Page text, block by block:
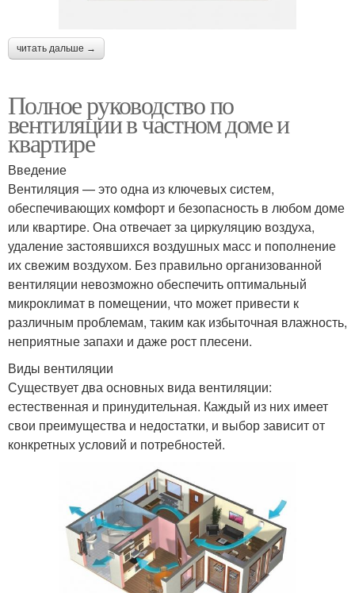
читать дальше →
Полное руководство по
вентиляции в частном доме и
квартире
Введение
Вентиляция — это одна из ключевых систем,
обеспечивающих комфорт и безопасность в любом доме
или квартире. Она отвечает за циркуляцию воздуха,
удаление застоявшихся воздушных масс и пополнение
их свежим воздухом. Без правильно организованной
вентиляции невозможно обеспечить оптимальный
микроклимат в помещении, что может привести к
различным проблемам, таким как избыточная влажность,
неприятные запахи и даже рост плесени.
Виды вентиляции
Существует два основных вида вентиляции:
естественная и принудительная. Каждый из них имеет
свои преимущества и недостатки, и выбор зависит от
конкретных условий и потребностей.